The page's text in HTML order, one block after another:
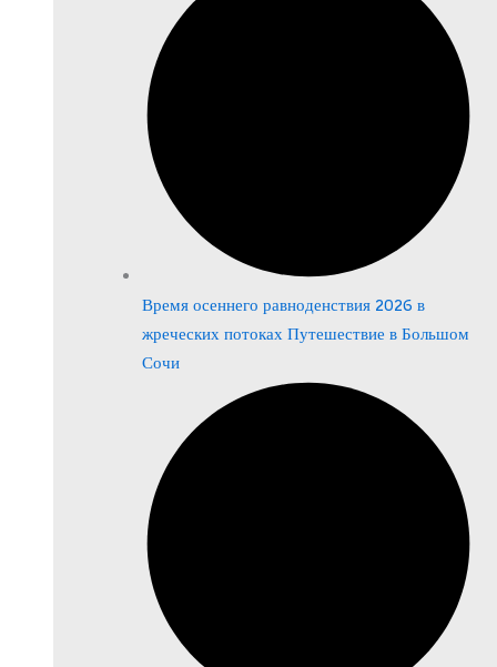
Время осеннего равноденствия 2026 в
жреческих потоках Путешествие в Большом
Сочи